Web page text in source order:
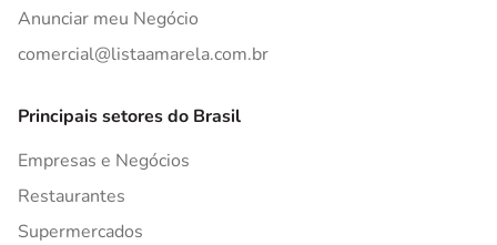
Anunciar meu Negócio
comercial@listaamarela.com.br
Principais setores do Brasil
Empresas e Negócios
Restaurantes
Supermercados